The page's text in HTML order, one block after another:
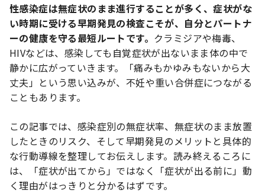
性感染症は無症状のまま進行することが多く、症状がな
い時期に受ける早期発見の検査こそが、自分とパートナ
ーの健康を守る最短ルートです。 クラミジアや梅毒、
HIVなどは、感染しても自覚症状が出ないまま体の中で
静かに広がっていきます。「痛みもかゆみもないから大
丈夫」という思い込みが、不妊や重い合併症につながる
こともあります。
この記事では、感染症別の無症状率、無症状のまま放置
したときのリスク、そして早期発見のメリットと具体的
な行動導線を整理してお伝えします。読み終えるころに
は、「症状が出てから」ではなく「症状が出る前に」動
く理由がはっきりと分かるはずです。